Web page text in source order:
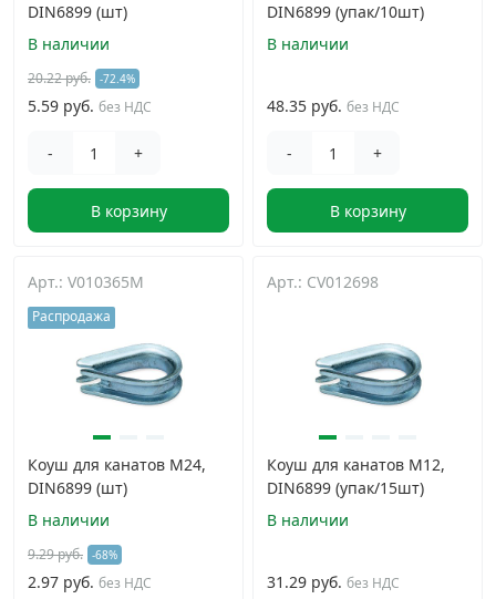
Кронштейны и крюки хозяйственные ›
Метрический крепеж
Электро и бензоинструмент, оборудование
Нержавеющий крепеж
Перфорированный крепеж
Скобяные изделия и мебельная фурнитура
DIN6899 (шт)
В наличии
20.22 руб. -72.4%
5.59 руб. без НДС
- +
В корзину
DIN6899 (упак/10шт)
В наличии
48.35 руб. без НДС
- +
В корзину
Арт.: V010365M
Распродажа
Коуш для канатов М24,
DIN6899 (шт)
В наличии
9.29 руб. -68%
2.97 руб. без НДС
Арт.: CV012698
Коуш для канатов М12,
DIN6899 (упак/15шт)
В наличии
31.29 руб. без НДС